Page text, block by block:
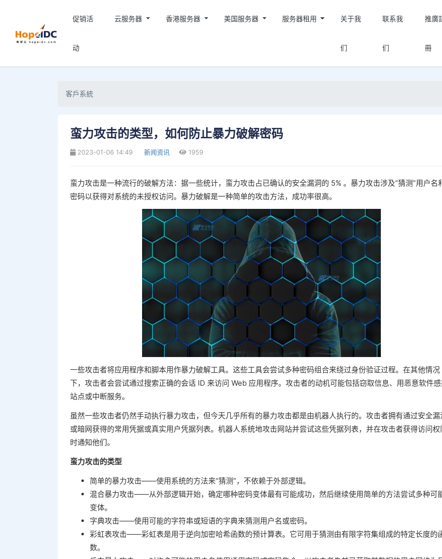
促销活
动
云服务器 香港服务器 美国服务器 服务器租用 关于我
们
联系我
们
推廣
冊
客戶系統
蛮力攻击的类型，如何防止暴力破解密码
2023-01-06 14:49 新闻资讯 1959
蛮力攻击是一种流行的破解方法：据一些统计，蛮力攻击占已确认的安全漏洞的 5% 。暴力攻击涉及“猜测”用户名
密码以获得对系统的未授权访问。暴力破解是一种简单的攻击方法，成功率很高。
一些攻击者将应用程序和脚本用作暴力破解工具。这些工具会尝试多种密码组合来绕过身份验证过程。在其他情况
下，攻击者会尝试通过搜索正确的会话 ID 来访问 Web 应用程序。攻击者的动机可能包括窃取信息、用恶意软件
站点或中断服务。
虽然一些攻击者仍然手动执行暴力攻击，但今天几乎所有的暴力攻击都是由机器人执行的。攻击者拥有通过安全漏
或暗网获得的常用凭据或真实用户凭据列表。机器人系统地攻击网站并尝试这些凭据列表，并在攻击者获得访问权
时通知他们。
蛮力攻击的类型
简单的暴力攻击——使用系统的方法来“猜测”，不依赖于外部逻辑。
混合暴力攻击——从外部逻辑开始，确定哪种密码变体最有可能成功，然后继续使用简单的方法尝试多种可
变体。
字典攻击——使用可能的字符串或短语的字典来猜测用户名或密码。
彩虹表攻击——彩虹表是用于逆向加密哈希函数的预计算表。它可用于猜测由有限字符集组成的特定长度的
数。